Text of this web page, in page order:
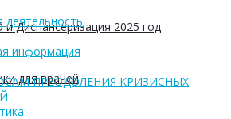
Диспансеризация 2025 год
для врачей
деятельность
информация
ПРЕОДОЛЕНИЯ КРИЗИСНЫХ